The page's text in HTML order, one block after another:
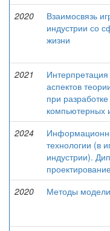
2020
Взаимосвязь
индустрии со
жизни
2021
аспектов
при разработке
компьютерных
2024
технологии (в
индустрии).
2020 Методы